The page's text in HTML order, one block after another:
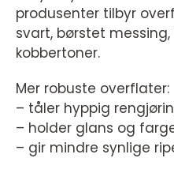
produsenter tilbyr
svart, børstet
kobbertoner.
Mer robuste overflater:
– tåler hyppig
– holder glans og
– gir mindre synlige